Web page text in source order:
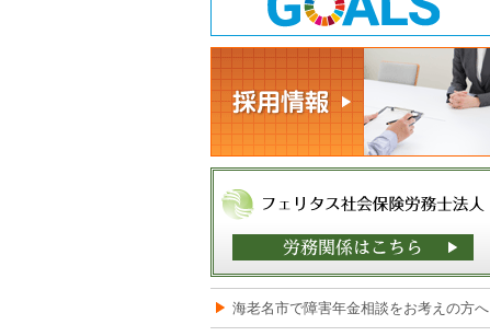
海老名市で障害年金相談をお考えの方へ